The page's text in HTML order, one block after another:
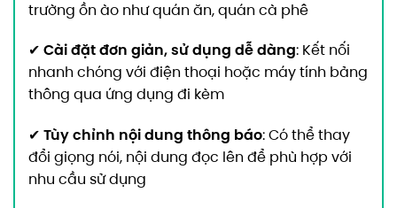
trường ồn ào như quán ăn, quán cà phê
✔ Cài đặt đơn giản, sử dụng dễ dàng: Kết nối
nhanh chóng với điện thoại hoặc máy tính bảng
thông qua ứng dụng đi kèm
✔ Tùy chỉnh nội dung thông báo: Có thể thay
đổi giọng nói, nội dung đọc lên để phù hợp với
nhu cầu sử dụng